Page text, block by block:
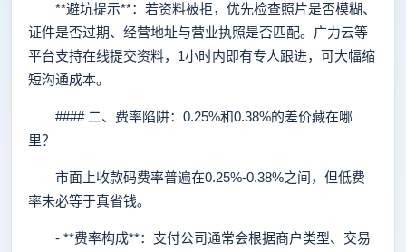
**避坑提示**：若资料被拒，优先检查照片是否模糊、
证件是否过期、经营地址与营业执照是否匹配。广力云等
平台支持在线提交资料，1小时内即有专人跟进，可大幅缩
短沟通成本。
#### 二、费率陷阱：0.25%和0.38%的差价藏在哪
里？
市面上收款码费率普遍在0.25%-0.38%之间，但低费
率未必等于真省钱。
- **费率构成**：支付公司通常会根据商户类型、交易